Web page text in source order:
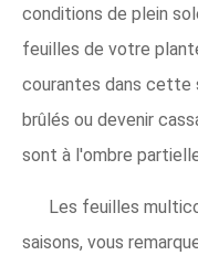
conditions de plein
feuilles de votre
courantes dans cette
brûlés ou devenir
sont à l'ombre
Les feuilles
saisons, vous